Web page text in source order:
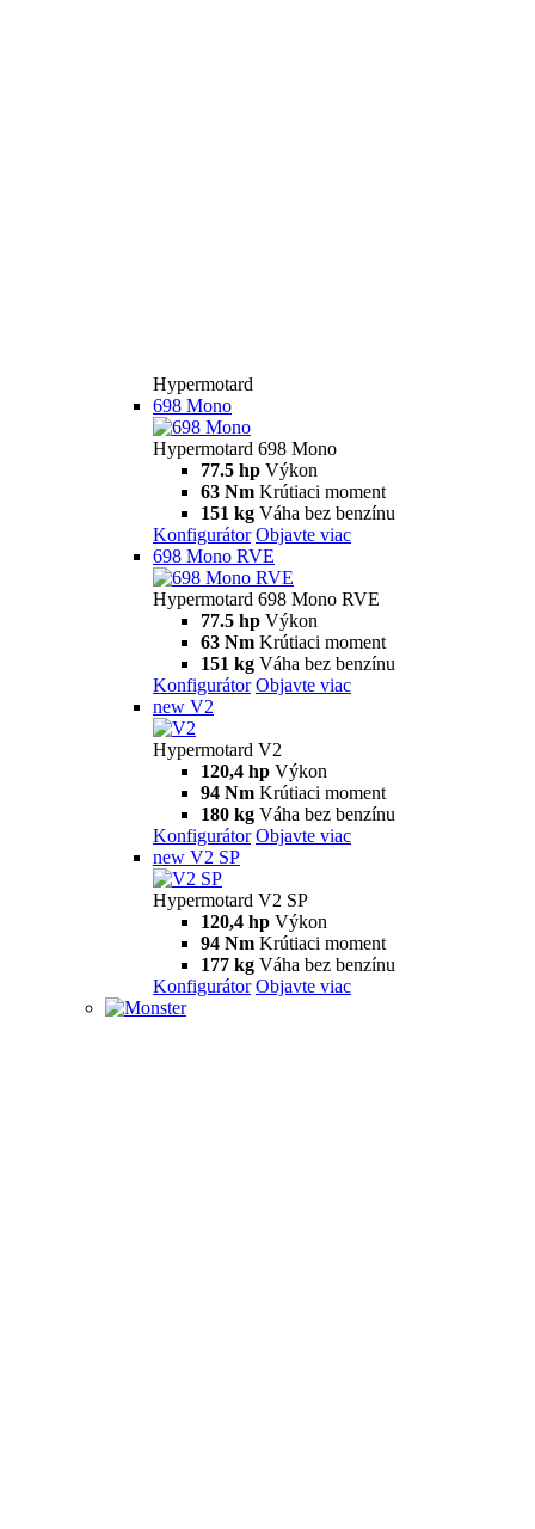
Hypermotard
698 Mono
Hypermotard 698 Mono
77.5 hp Výkon
63 Nm Krútiaci moment
151 kg Váha bez benzínu
Konfigurátor Objavte viac
698 Mono RVE
Hypermotard 698 Mono RVE
77.5 hp Výkon
63 Nm Krútiaci moment
151 kg Váha bez benzínu
Konfigurátor Objavte viac
new V2
Hypermotard V2
120,4 hp Výkon
94 Nm Krútiaci moment
180 kg Váha bez benzínu
Konfigurátor Objavte viac
new V2 SP
Hypermotard V2 SP
120,4 hp Výkon
94 Nm Krútiaci moment
177 kg Váha bez benzínu
Konfigurátor Objavte viac